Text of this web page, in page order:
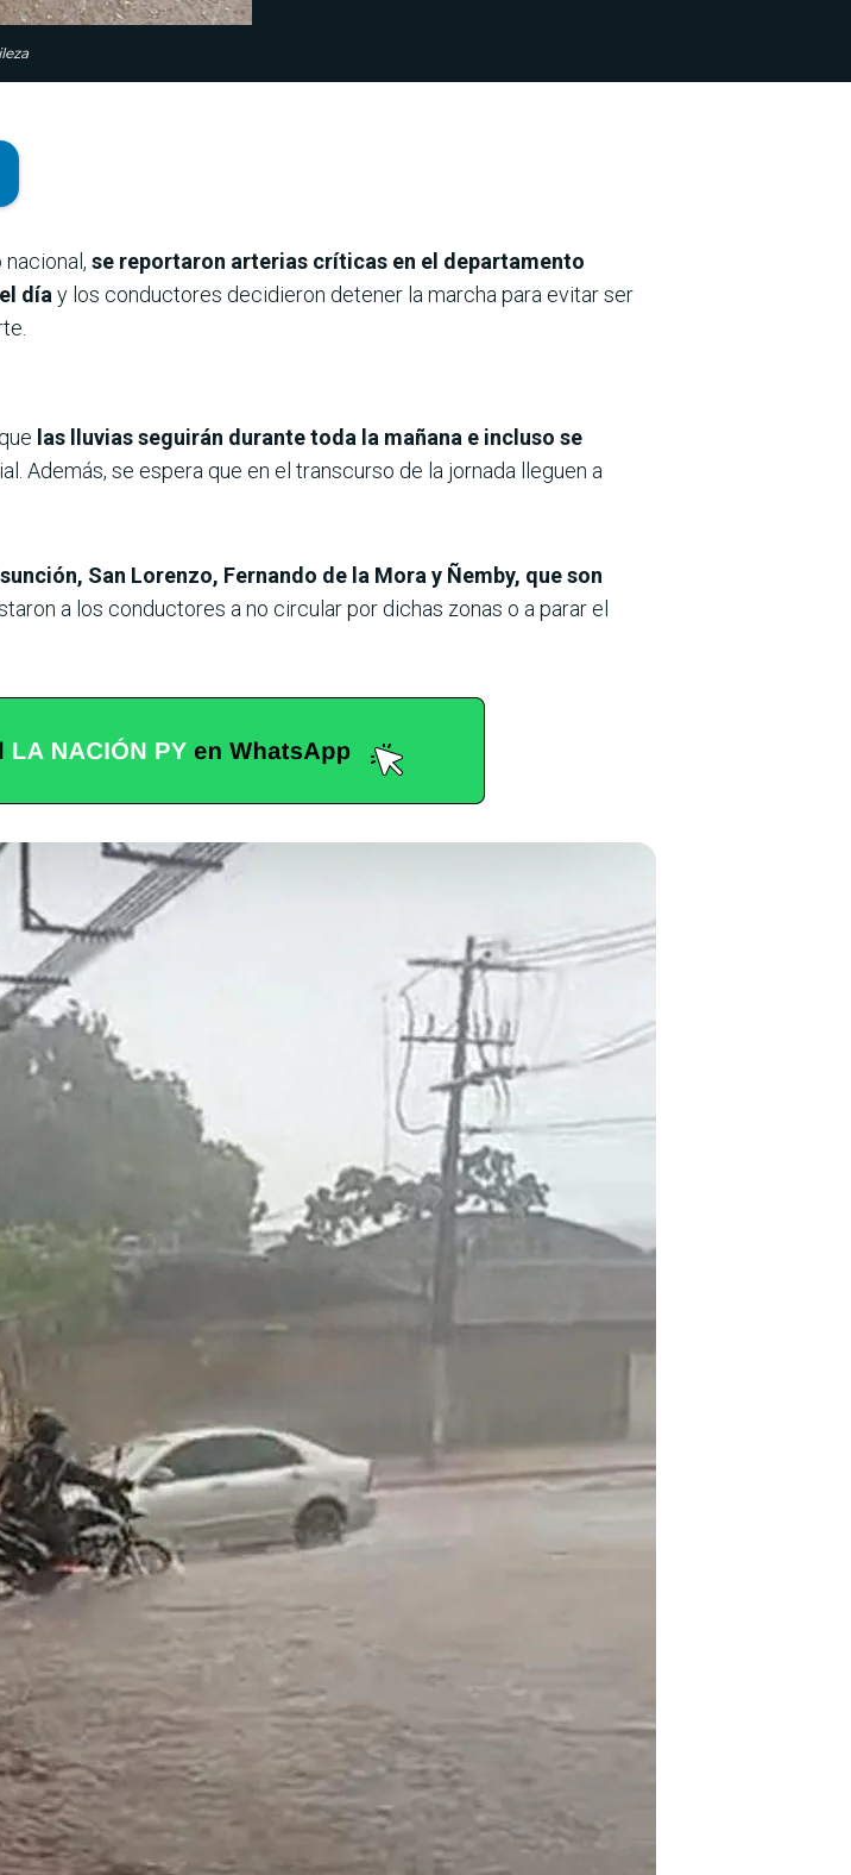
se reportaron arterias críticas en el departamento
día y los conductores decidieron detener la marcha para evitar ser
las lluvias seguirán durante toda la mañana e incluso se
Además, se espera que en el transcurso de la jornada lleguen a
San Lorenzo, Fernando de la Mora y Ñemby, que son
a los conductores a no circular por dichas zonas o a parar el